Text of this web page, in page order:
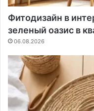
Фитодизайн в
зеленый оазис в
06.08.2026